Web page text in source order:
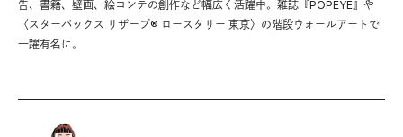
告、書籍、壁画、絵コンテの創作など幅広く活躍中。雑誌『POPEYE』や
〈スターバックス リザーブ® ロースタリー 東京〉の階段ウォールアートで
一躍有名に。